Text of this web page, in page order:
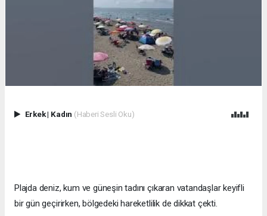
Erkek| Kadın (Haberi Sesli Oku)
Plajda deniz, kum ve güneşin tadını çıkaran vatandaşlar keyifli
bir gün geçirirken, bölgedeki hareketlilik de dikkat çekti.